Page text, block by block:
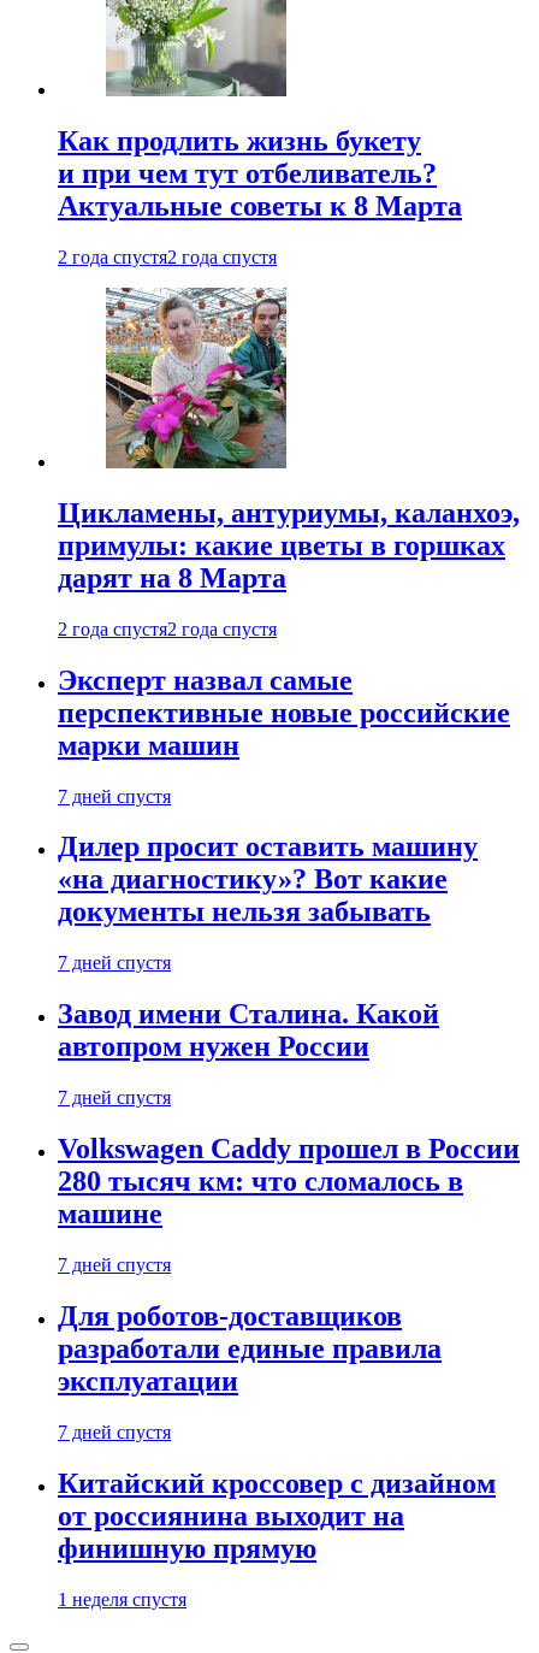
Как продлить жизнь букету
и при чем тут отбеливатель?
Актуальные советы к 8 Марта
2 года спустя2 года спустя
Цикламены, антуриумы, каланхоэ,
примулы: какие цветы в горшках
дарят на 8 Марта
2 года спустя2 года спустя
Эксперт назвал самые
перспективные новые российские
марки машин
7 дней спустя
Дилер просит оставить машину
«на диагностику»? Вот какие
документы нельзя забывать
7 дней спустя
Завод имени Сталина. Какой
автопром нужен России
7 дней спустя
Volkswagen Caddy прошел в России
280 тысяч км: что сломалось в
машине
7 дней спустя
Для роботов-доставщиков
разработали единые правила
эксплуатации
7 дней спустя
Китайский кроссовер с дизайном
от россиянина выходит на
финишную прямую
1 неделя спустя